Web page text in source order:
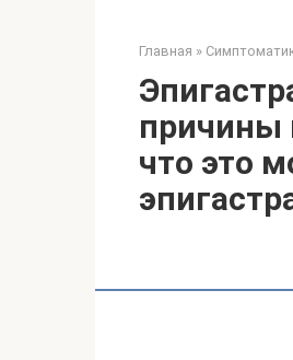
Главная »
причины
что это